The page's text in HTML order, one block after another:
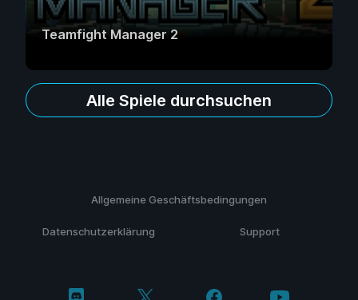
Teamfight Manager 2
Alle Spiele durchsuchen
Allgemeine Geschäftsbedingungen
Datenschutzerklärung Support